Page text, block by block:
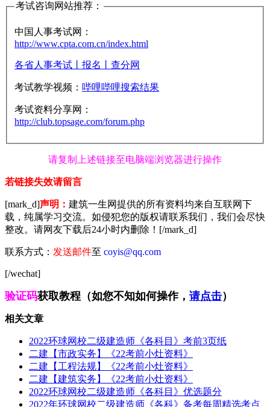
考试咨询网站推荐：
中国人事考试网：
http://www.cpta.com.cn/index.html
各省人事考试丨报名丨查分网
考试教学视频： 哔哩哔哩搜索结果
考试资料分享网：
http://club.topsage.com/forum.php
请复制上述链接至电脑端浏览器进行操作
若链接失效请留言
[mark_d]声明： 建筑一生网提供的所有资料均来自互联网下
载，纯属学习交流。如侵犯您的版权请联系我们，我们会尽快
整改。请网友下载后24小时内删除！[/mark_d]
联系方式： 发送邮件至 coyis@qq.com
[/wechat]
验证码获取教程（如您不知如何操作， 请点击）
相关文章
2022环球网校二级建造师《各科目》考前3页纸
二建【市政实务】《22考前小灶资料》
二建【工程法规】《22考前小灶资料》
二建【建筑实务】《22考前小灶资料》
2022环球网校二级建造师《各科目》优选题分
2022年环球网校二级建造师《各科》备考每周精选考点